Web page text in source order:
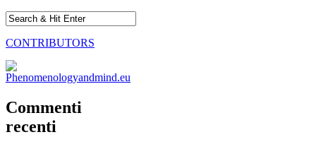
CONTRIBUTORS
Commenti
recenti